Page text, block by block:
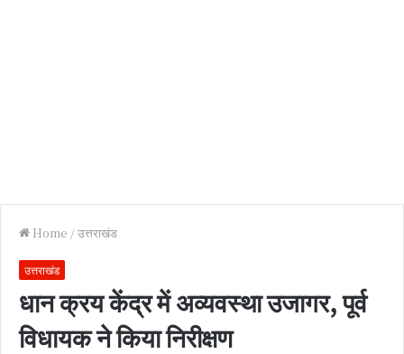
Home /उत्तराखंड
उत्तराखंड
धान क्रय केंद्र में अव्यवस्था उजागर, पूर्व
विधायक ने किया निरीक्षण